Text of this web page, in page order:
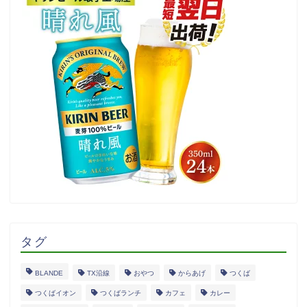
タグ
BLANDE TX沿線 おやつ からあげ つくば
つくばイオン つくばランチ カフェ カレー